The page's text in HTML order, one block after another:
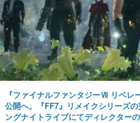
『ファイナルファンタジーⅦ リベレ
公開へ。『FF7』リメイクシリーズ
ングナイトライブにてディレクター